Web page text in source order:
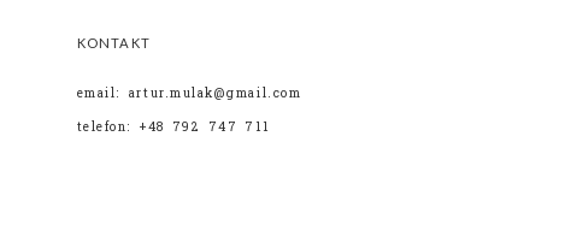
KONTAKT
email: artur.mulak@gmail.com
telefon: +48 792 747 711